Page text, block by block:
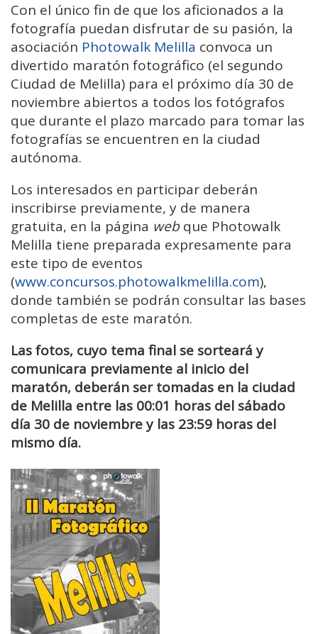
Con el único fin de que los aficionados a la
fotografía puedan disfrutar de su pasión, la
asociación Photowalk Melilla convoca un
divertido maratón fotográfico (el segundo
Ciudad de Melilla) para el próximo día 30 de
noviembre abiertos a todos los fotógrafos
que durante el plazo marcado para tomar las
fotografías se encuentren en la ciudad
autónoma.
Los interesados en participar deberán
inscribirse previamente, y de manera
gratuita, en la página web que Photowalk
Melilla tiene preparada expresamente para
este tipo de eventos
(www.concursos.photowalkmelilla.com),
donde también se podrán consultar las bases
completas de este maratón.
Las fotos, cuyo tema final se sorteará y
comunicara previamente al inicio del
maratón, deberán ser tomadas en la ciudad
de Melilla entre las 00:01 horas del sábado
día 30 de noviembre y las 23:59 horas del
mismo día.